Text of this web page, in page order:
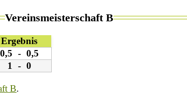
Vereinsmeisterschaft B
Ergebnis
0,5 - 0,5
1 - 0
B.